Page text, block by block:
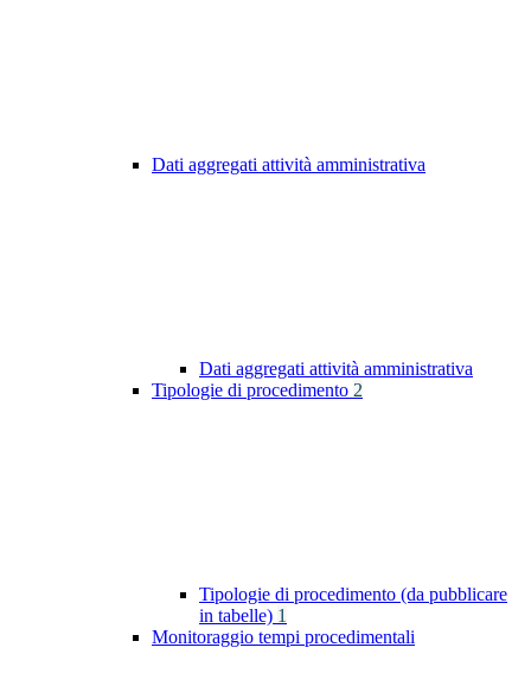
Dati aggregati attività amministrativa
Dati aggregati attività amministrativa
Tipologie di procedimento 2
Tipologie di procedimento (da pubblicare
in tabelle) 1
Monitoraggio tempi procedimentali